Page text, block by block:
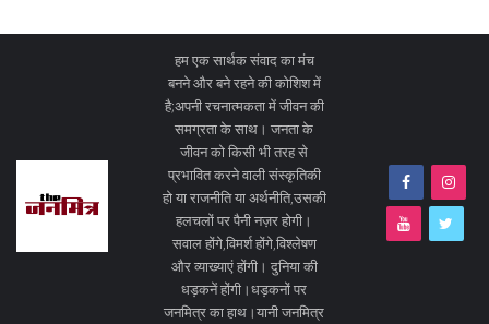
हम एक सार्थक संवाद का मंच
बनने और बने रहने की कोशिश में
है;अपनी रचनात्मकता में जीवन की
समग्रता के साथ। जनता के
जीवन को किसी भी तरह से
प्रभावित करने वाली संस्कृतिकी
हो या राजनीति या अर्थनीति,उसकी
हलचलों पर पैनी नज़र होगी।
सवाल होंगे,विमर्श होंगे,विश्लेषण
और व्याख्याएं होंगी। दुनिया की
धड़कनें होंगी।धड़कनों पर
जनमित्र का हाथ।यानी जनमित्र